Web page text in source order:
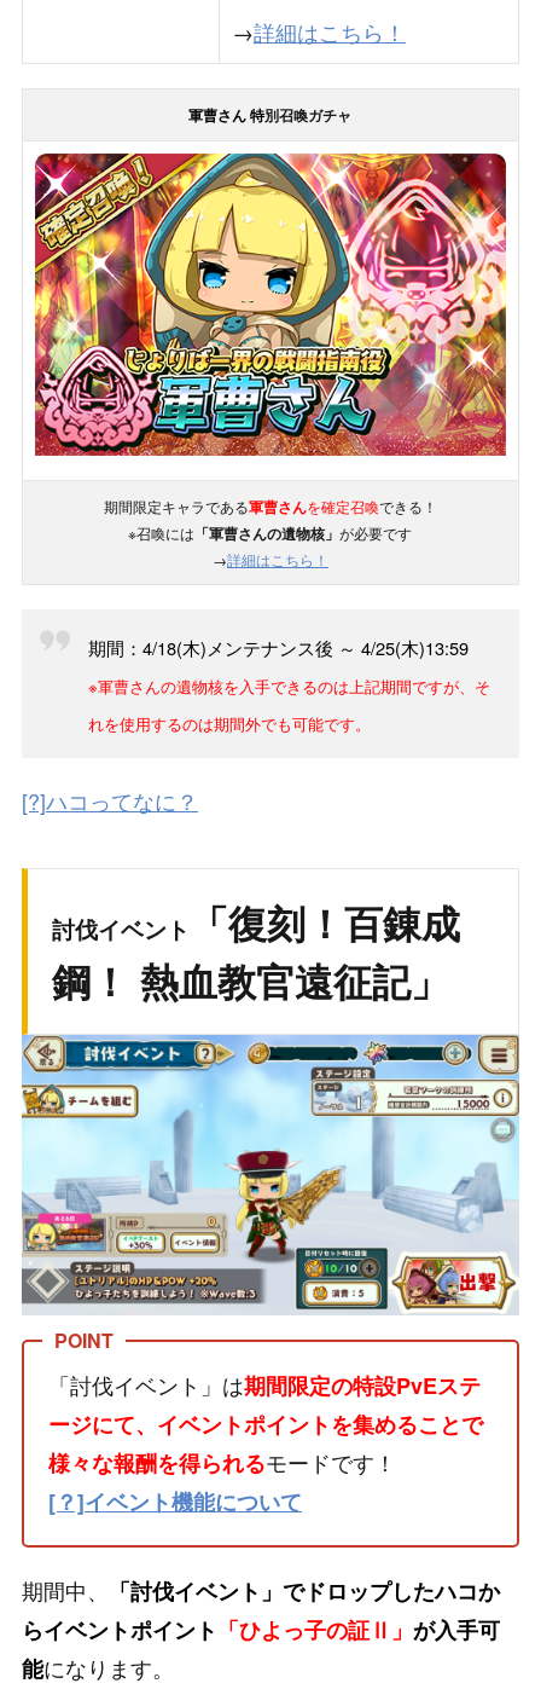
→詳細はこちら！
軍曹さん 特別召喚ガチャ
期間限定キャラである軍曹さんを確定召喚できる！
※召喚には 「軍曹さんの遺物核」が必要です
→詳細はこちら！
期間：4/18(木)メンテナンス後 ～ 4/25(木)13:59
※軍曹さんの遺物核を入手できるのは上記期間ですが、そ
れを使用するのは期間外でも可能です。
[?]ハコってなに？
討伐イベント
「復刻！百錬成
鋼！ 熱血教官遠征記」
「討伐イベント」は期間限定の特設PvEステ
ージにて、イベントポイントを集めることで
様々な報酬を得られるモードです！
[？]イベント機能について
期間中、
「討伐イベント」でドロップしたハコか
らイベントポイント 「ひよっ子の証Ⅱ」 が入手可
能になります。